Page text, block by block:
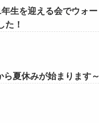
年生を迎える会でウォー
た！
夏休みが始まります～